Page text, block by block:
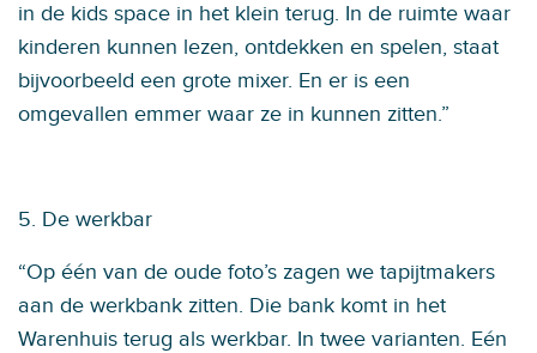
in de kids space in het klein terug. In de ruimte waar
kinderen kunnen lezen, ontdekken en spelen, staat
bijvoorbeeld een grote mixer. En er is een
omgevallen emmer waar ze in kunnen zitten.”
5. De werkbar
“Op één van de oude foto’s zagen we tapijtmakers
aan de werkbank zitten. Die bank komt in het
Warenhuis terug als werkbar. In twee varianten. Eén